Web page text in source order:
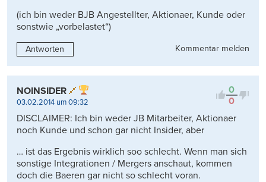
(ich bin weder BJB Angestellter, Aktionaer, Kunde oder
sonstwie „vorbelastet“)
Antworten Kommentar melden
0
0
NOINSIDER
03.02.2014 um 09:32
DISCLAIMER: Ich bin weder JB Mitarbeiter, Aktionaer
noch Kunde und schon gar nicht Insider, aber
… ist das Ergebnis wirklich soo schlecht. Wenn man sich
sonstige Integrationen / Mergers anschaut, kommen
doch die Baeren gar nicht so schlecht voran.